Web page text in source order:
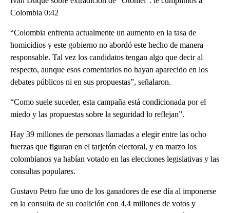
Colombia 0:42
“Colombia enfrenta actualmente un aumento en la tasa de
homicidios y este gobierno no abordó este hecho de manera
responsable. Tal vez los candidatos tengan algo que decir al
respecto, aunque esos comentarios no hayan aparecido en los
debates públicos ni en sus propuestas”, señalaron.
“Como suele suceder, esta campaña está condicionada por el
miedo y las propuestas sobre la seguridad lo reflejan”.
Hay 39 millones de personas llamadas a elegir entre las ocho
fuerzas que figuran en el tarjetón electoral, y en marzo los
colombianos ya habían votado en las elecciones legislativas y las
consultas populares.
Gustavo Petro fue uno de los ganadores de ese día al imponerse
en la consulta de su coalición con 4,4 millones de votos y